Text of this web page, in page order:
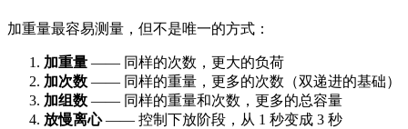
加重量最容易测量，但不是唯一的方式：
加重量 —— 同样的次数，更大的负荷
加次数 —— 同样的重量，更多的次数（双递进的基础）
加组数 —— 同样的重量和次数，更多的总容量
放慢离心—— 控制下放阶段，从 1 秒变成 3 秒